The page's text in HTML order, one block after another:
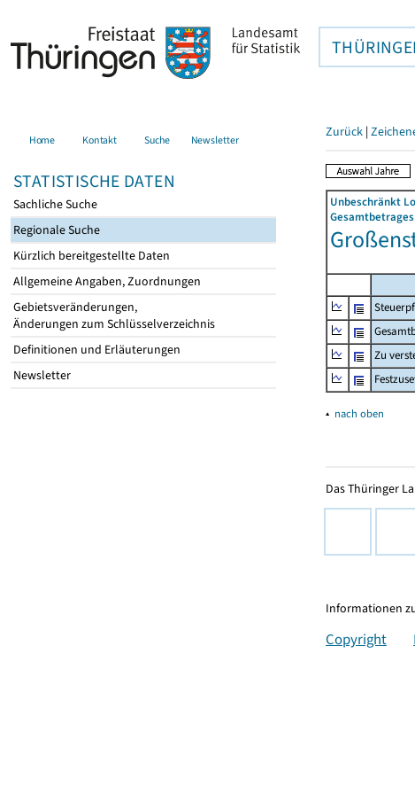
Home Kontakt Suche Newsletter
STATISTISCHE DATEN
Sachliche Suche
Regionale Suche
Kürzlich bereitgestellte Daten
Allgemeine Angaben, Zuordnungen
Gebietsveränderungen,
Änderungen zum Schlüsselverzeichnis
Definitionen und Erläuterungen
Newsletter
Zurück |
Unbeschränkt
Zu
▴ nach oben
Das Thüringer
Informationen
Copyright